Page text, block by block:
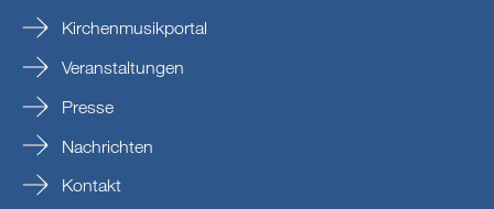
Kirchenmusikportal
Veranstaltungen
Presse
Nachrichten
Kontakt